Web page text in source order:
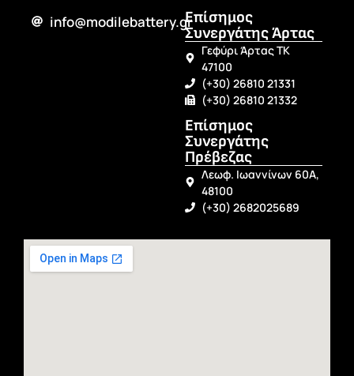
info@modilebattery.grΕπίσημος
Συνεργάτης Άρτας
Γεφύρι Άρτας ΤΚ
47100
(+30) 26810 21331
(+30) 26810 21332
Επίσημος
Συνεργάτης
Πρέβεζας
Λεωφ. Ιωαννίνων 60Α,
48100
(+30) 2682025689